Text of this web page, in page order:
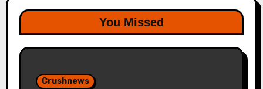
You Missed
Crushnews